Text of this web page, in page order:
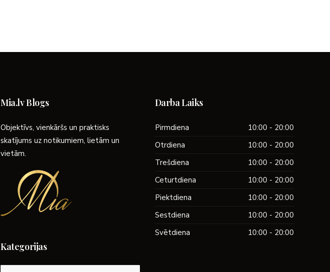
Mia.lv Blogs
Objektīvs, vienkāršs un praktisks
skatījums uz notikumiem, lietām un
vietām.
Kategorijas
Darba Laiks
Pirmdiena
10:00 - 20:00
Otrdiena
10:00 - 20:00
Trešdiena
10:00 - 20:00
Ceturtdiena
10:00 - 20:00
Piektdiena
10:00 - 20:00
Sestdiena
10:00 - 20:00
Svētdiena
10:00 - 20:00